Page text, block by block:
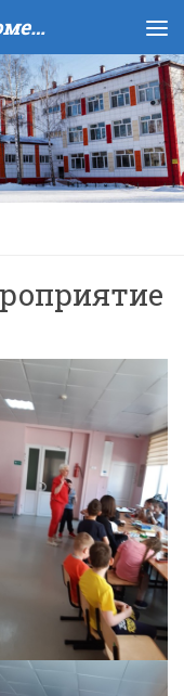
МАОУ COШ № 43 города Тюмени имени В.И. Муравленко